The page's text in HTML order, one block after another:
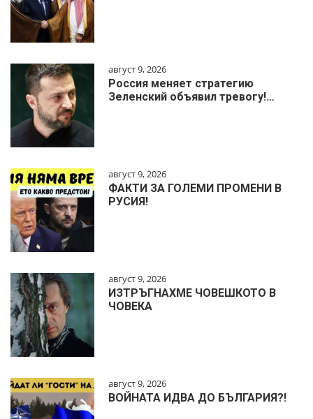
август 9, 2026
Россия меняет стратегию
Зеленский объявил тревогу!…
август 9, 2026
ФАКТИ ЗА ГОЛЕМИ ПРОМЕНИ В
РУСИЯ!
август 9, 2026
ИЗТРЪГНАХМЕ ЧОВЕШКОТО В
ЧОВЕКА
август 9, 2026
ВОЙНАТА ИДВА ДО БЪЛГАРИЯ?!